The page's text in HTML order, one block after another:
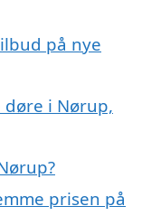
på nye
i Nørup,
prisen på